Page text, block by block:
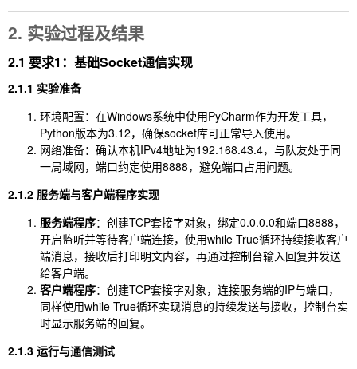
2. 实验过程及结果
2.1 要求1：基础Socket通信实现
2.1.1 实验准备
环境配置：在Windows系统中使用PyCharm作为开发工具，
Python版本为3.12，确保socket库可正常导入使用。
网络准备：确认本机IPv4地址为192.168.43.4，与队友处于同
一局域网，端口约定使用8888，避免端口占用问题。
2.1.2 服务端与客户端程序实现
服务端程序：创建TCP套接字对象，绑定0.0.0.0和端口8888，
开启监听并等待客户端连接，使用while True循环持续接收客户
端消息，接收后打印明文内容，再通过控制台输入回复并发送
给客户端。
客户端程序：创建TCP套接字对象，连接服务端的IP与端口，
同样使用while True循环实现消息的持续发送与接收，控制台实
时显示服务端的回复。
2.1.3 运行与通信测试